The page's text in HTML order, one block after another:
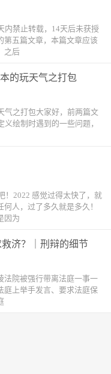
内禁止转载，14天后未获授
第五篇文章，本篇文章应该
之后
本的玩天气之打包
气之打包大家好，前两篇文
义绘制时遇到的一些问题，
！2022 感觉过得太快了，就
人，过了多久就是多久！
因为
济？｜刑辩的细节
法院被强行带离法庭一事一
庭上举手发言、要求法庭保